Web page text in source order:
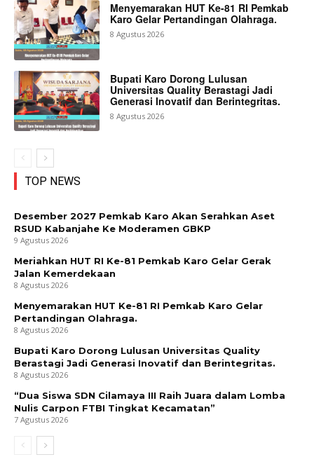
Menyemarakan HUT Ke-81 RI Pemkab
Karo Gelar Pertandingan Olahraga.
8 Agustus 2026
Bupati Karo Dorong Lulusan
Universitas Quality Berastagi Jadi
Generasi Inovatif dan Berintegritas.
8 Agustus 2026
TOP NEWS
Desember 2027 Pemkab Karo Akan Serahkan Aset
RSUD Kabanjahe Ke Moderamen GBKP
9 Agustus 2026
Meriahkan HUT RI Ke-81 Pemkab Karo Gelar Gerak
Jalan Kemerdekaan
8 Agustus 2026
Menyemarakan HUT Ke-81 RI Pemkab Karo Gelar
Pertandingan Olahraga.
8 Agustus 2026
Bupati Karo Dorong Lulusan Universitas Quality
Berastagi Jadi Generasi Inovatif dan Berintegritas.
8 Agustus 2026
“Dua Siswa SDN Cilamaya III Raih Juara dalam Lomba
Nulis Carpon FTBI Tingkat Kecamatan”
7 Agustus 2026